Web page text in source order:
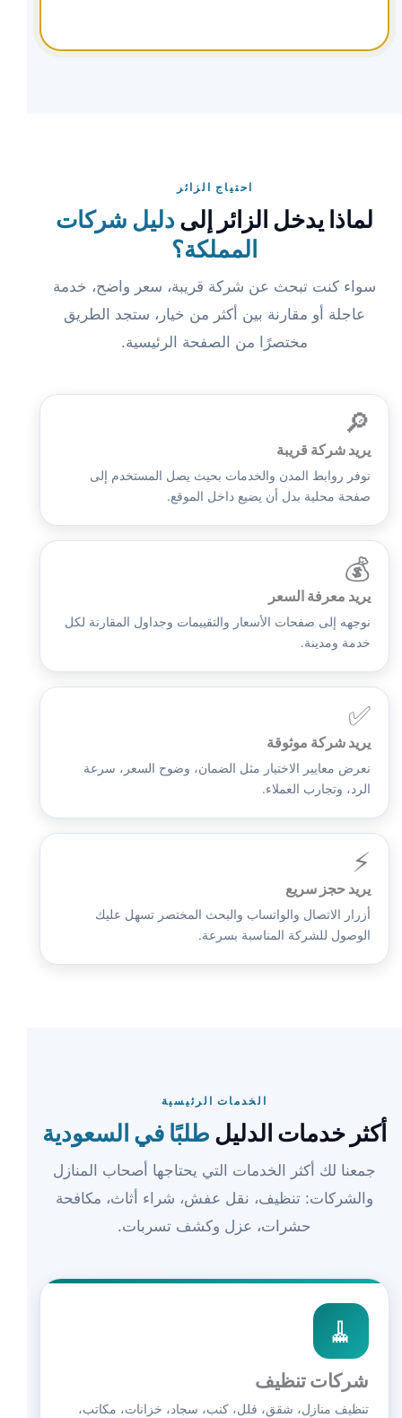
احتياج الزائر
لماذا يدخل الزائر إلىدليل شركات
المملكة؟
سواء كنت تبحث عن شركة قريبة، سعر واضح، خدمة
عاجلة أو مقارنة بين أكثر من خيار، ستجد الطريق
مختصرًا من الصفحة الرئيسية.
🔎
يريد شركة قريبة
نوفر روابط المدن والخدمات بحيث يصل المستخدم إلى
صفحة محلية بدل أن يضيع داخل الموقع.
💰
يريد معرفة السعر
نوجهه إلى صفحات الأسعار والتقييمات وجداول المقارنة لكل
خدمة ومدينة.
✅
يريد شركة موثوقة
نعرض معايير الاختيار مثل الضمان، وضوح السعر، سرعة
الرد، وتجارب العملاء.
⚡
يريد حجز سريع
أزرار الاتصال والواتساب والبحث المختصر تسهل عليك
الوصول للشركة المناسبة بسرعة.
الخدمات الرئيسية
أكثر خدمات الدليل طلبًا في السعودية
جمعنا لك أكثر الخدمات التي يحتاجها أصحاب المنازل
والشركات: تنظيف، نقل عفش، شراء أثاث، مكافحة
حشرات، عزل وكشف تسربات.
🧹
شركات تنظيف
تنظيف منازل، شقق، فلل، كنب، سجاد، خزانات، مكاتب،